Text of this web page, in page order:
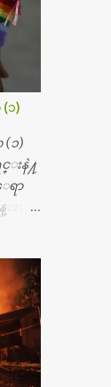
နေ
ြဲစိ
ဆး
စရိ
တ္ သိ
းျ
င္း
မ္အာ
ည့္ေ
င့္တ
စိတ္ပို
ထ
ပ္မႀ
တယ္။
သ
၁)
၁)
င္းနဲ႔
ာ
းမစိ
းလ
ြနဲ႔
မ္း
းေ
ာ့
န္း